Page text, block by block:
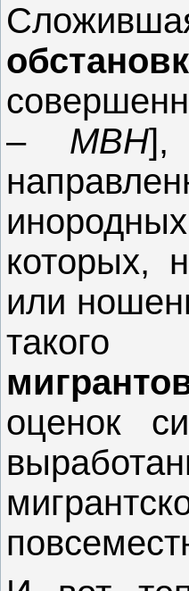
‒ МВН],
которых,
или
оценок